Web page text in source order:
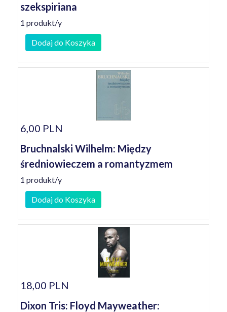
szekspiriana
1 produkt/y
Dodaj do Koszyka
6,00 PLN
Bruchnalski Wilhelm: Między
średniowieczem a romantyzmem
1 produkt/y
Dodaj do Koszyka
18,00 PLN
Dixon Tris: Floyd Mayweather: